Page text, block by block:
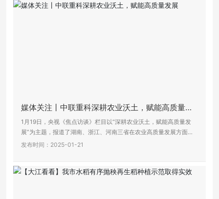
媒体关注丨中联重科深耕农业沃土，赋能高质量发
展
1月19日，央视《焦点访谈》栏目以“深耕农业沃土，赋能高质量发
展”为主题，报道了湖南、浙江、河南三省在农业高质量发展方面取
得的显著成效。其中重点关注了由中联重科作为牵头单位的湖南智能
发布时间：2025-01-21